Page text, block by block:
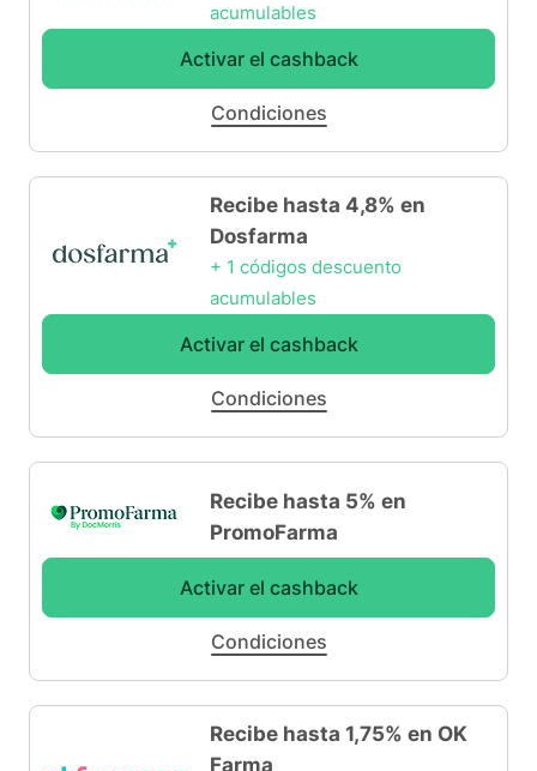
acumulables
Activar el cashback
Condiciones
Recibe hasta 4,8% en
Dosfarma
+ 1 códigos descuento
acumulables
Activar el cashback
Condiciones
Recibe hasta 5% en
PromoFarma
Activar el cashback
Condiciones
Recibe hasta 1,75% en OK
Farma